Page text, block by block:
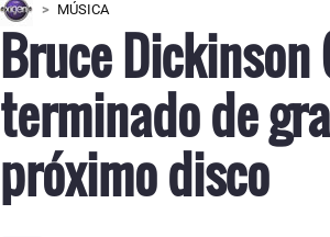
MÚSICA
Bruce
terminado de
próximo disco